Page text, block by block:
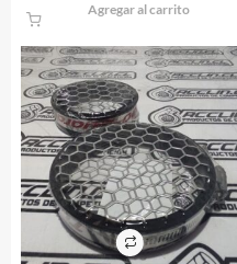
Agregar al carrito